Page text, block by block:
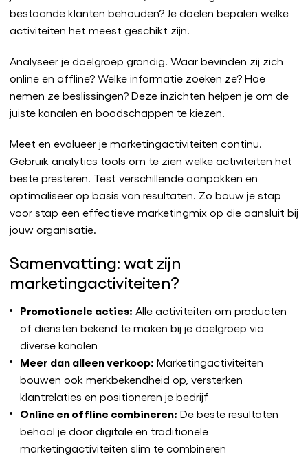
bestaande klanten behouden? Je doelen bepalen welke
activiteiten het meest geschikt zijn.
Analyseer je doelgroep grondig. Waar bevinden zij zich
online en offline? Welke informatie zoeken ze? Hoe
nemen ze beslissingen? Deze inzichten helpen je om de
juiste kanalen en boodschappen te kiezen.
Meet en evalueer je marketingactiviteiten continu.
Gebruik analytics tools om te zien welke activiteiten het
beste presteren. Test verschillende aanpakken en
optimaliseer op basis van resultaten. Zo bouw je stap
voor stap een effectieve marketingmix op die aansluit bij
jouw organisatie.
Samenvatting: wat zijn
marketingactiviteiten?
Promotionele acties: Alle activiteiten om producten
of diensten bekend te maken bij je doelgroep via
diverse kanalen
Meer dan alleen verkoop: Marketingactiviteiten
bouwen ook merkbekendheid op, versterken
klantrelaties en positioneren je bedrijf
Online en offline combineren: De beste resultaten
behaal je door digitale en traditionele
marketingactiviteiten slim te combineren